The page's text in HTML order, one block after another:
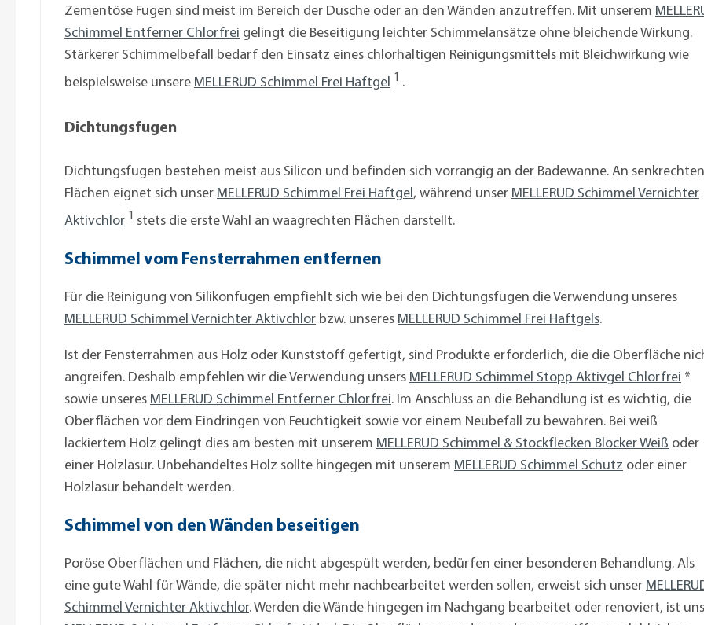
Zementöse Fugen sind meist im Bereich der Dusche oder an den Wänden anzutreffen. Mit unserem
Schimmel Entferner Chlorfrei gelingt die Beseitigung leichter Schimmelansätze ohne bleichende Wirkung.
Stärkerer Schimmelbefall bedarf den Einsatz eines chlorhaltigen Reinigungsmittels mit Bleichwirkung wie
beispielsweise unsere MELLERUD Schimmel Frei Haftgel 1 .
Dichtungsfugen
Dichtungsfugen bestehen meist aus Silicon und befinden sich vorrangig an der Badewanne. An senkrechten
Flächen eignet sich unser MELLERUD Schimmel Frei Haftgel, während unser MELLERUD Schimmel Vernichter
Aktivchlor 1 stets die erste Wahl an waagrechten Flächen darstellt.
Schimmel vom Fensterrahmen entfernen
Für die Reinigung von Silikonfugen empfiehlt sich wie bei den Dichtungsfugen die Verwendung unseres
MELLERUD Schimmel Vernichter Aktivchlor bzw. unseres MELLERUD Schimmel Frei Haftgels.
Ist der Fensterrahmen aus Holz oder Kunststoff gefertigt, sind Produkte erforderlich, die die Oberfläche
angreifen. Deshalb empfehlen wir die Verwendung unsers MELLERUD Schimmel Stopp Aktivgel Chlorfrei *
sowie unseres MELLERUD Schimmel Entferner Chlorfrei. Im Anschluss an die Behandlung ist es wichtig, die
Oberflächen vor dem Eindringen von Feuchtigkeit sowie vor einem Neubefall zu bewahren. Bei weiß
lackiertem Holz gelingt dies am besten mit unserem MELLERUD Schimmel & Stockflecken Blocker Weiß oder
einer Holzlasur. Unbehandeltes Holz sollte hingegen mit unserem MELLERUD Schimmel Schutz oder einer
Holzlasur behandelt werden.
Schimmel von den Wänden beseitigen
Poröse Oberflächen und Flächen, die nicht abgespült werden, bedürfen einer besonderen Behandlung. Als
eine gute Wahl für Wände, die später nicht mehr nachbearbeitet werden sollen, erweist sich unser
Schimmel Vernichter Aktivchlor. Werden die Wände hingegen im Nachgang bearbeitet oder renoviert, ist